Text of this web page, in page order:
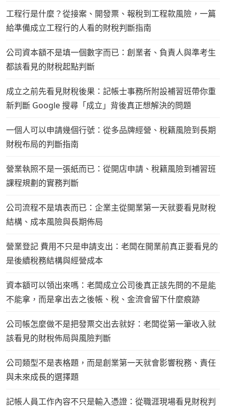
工程行是什麼？從接案、開發票、報稅到工程款風險，一篇
給準備成立工程行的人看的財稅判斷指南
公司資本額不是填一個數字而已：創業者、負責人與準考生
都該看見的財稅起點判斷
成立之前先看見財稅後果：記帳士事務所附設補習班帶你重
新判斷 Google 搜尋「成立」背後真正想解決的問題
一個人可以申請幾個行號：從多品牌經營、稅籍風險到長期
財稅布局的判斷指南
營業執照不是一張紙而已：從開店申請、稅籍風險到補習班
課程規劃的實務判斷
公司流程不是填表而已：企業主從開業第一天就要看見財稅
結構、成本風險與長期佈局
營業登記 費用不只是申請支出：老闆在開業前真正要看見的
是後續稅務結構與經營成本
資本額可以領出來嗎：老闆成立公司後真正該先問的不是能
不能拿，而是拿出去之後帳、稅、金流會留下什麼痕跡
公司帳怎麼做不是把發票交出去就好：老闆從第一筆收入就
該看見的財稅佈局與風險判斷
公司類型不是表格題，而是創業第一天就會影響稅務、責任
與未來成長的選擇題
記帳人員工作內容不只是輸入憑證：從職涯現場看見財稅判